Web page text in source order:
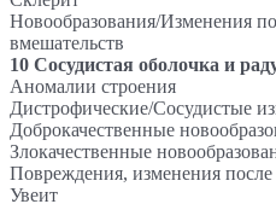
Новообразования/Изменения
вмешательств
10 Сосудистая оболочка и
Аномалии строения
Дистрофические/Сосудистые
Доброкачественные
Злокачественные
Повреждения, изменения
Увеит